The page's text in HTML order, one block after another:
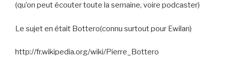
(qu’on peut écouter toute la semaine, voire podcaster)
Le sujet en était Bottero(connu surtout pour Ewilan)
http://fr.wikipedia.org/wiki/Pierre_Bottero